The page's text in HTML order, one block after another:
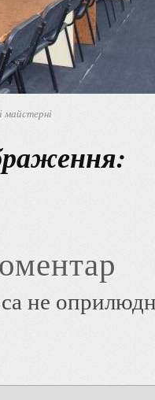
майстерні
не